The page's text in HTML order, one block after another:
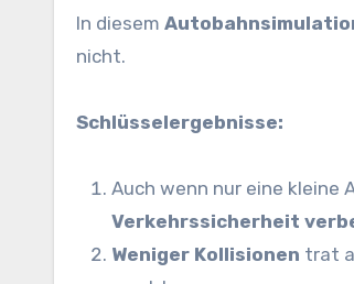
In diesem
nicht.
Schlüsselergebnisse:
Auch wenn nur eine kleine
Verkehrssicherheit
Weniger Kollisionen trat